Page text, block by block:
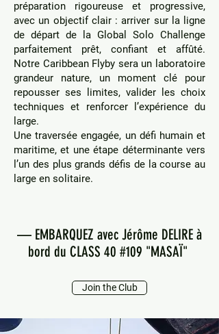
préparation rigoureuse et progressive,
avec un objectif clair : arriver sur la ligne
de départ de la Global Solo Challenge
parfaitement prêt, confiant et affûté.
Notre Caribbean Flyby sera un laboratoire
grandeur nature, un moment clé pour
repousser ses limites, valider les choix
techniques et renforcer l’expérience du
large.
Une traversée engagée, un défi humain et
maritime, et une étape déterminante vers
l’un des plus grands défis de la course au
large en solitaire.
— EMBARQUEZ avec Jérôme DELIRE à
bord du CLASS 40 #109 "MASAÏ"
Join the Club